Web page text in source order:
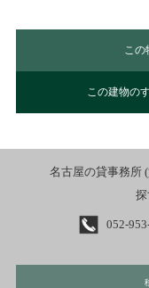
こ
この建物の
名古屋の貸事務所
052-